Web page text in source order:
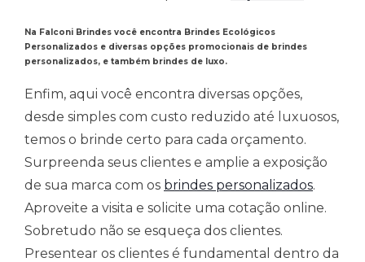
Na Falconi Brindes você encontra Brindes Ecológicos
Personalizados e diversas opções promocionais de brindes
personalizados, e também brindes de luxo.
Enfim, aqui você encontra diversas opções,
desde simples com custo reduzido até luxuosos,
temos o brinde certo para cada orçamento.
Surpreenda seus clientes e amplie a exposição
de sua marca com os brindes personalizados.
Aproveite a visita e solicite uma cotação online.
Sobretudo não se esqueça dos clientes.
Presentear os clientes é fundamental dentro da